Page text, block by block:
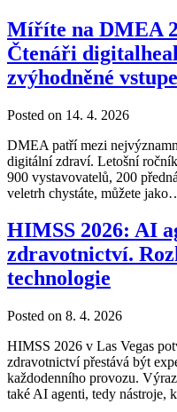
Míříte na DMEA
Čtenáři
zvýhodněné
Posted on 14. 4. 2026
DMEA patří mezi
digitální zdraví. Letošní
900 vystavovatelů, 200
veletrh chystáte, můžete
HIMSS 2026: AI
zdravotnictví.
technologie
Posted on 8. 4. 2026
HIMSS 2026 v Las Vegas
zdravotnictví přestává být
každodenního provozu.
také AI agenti, tedy nástroje,